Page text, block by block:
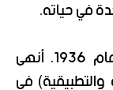
في حياته.
ولد محمد عمر خليل في بور سودان عام 1936. أنهى
في